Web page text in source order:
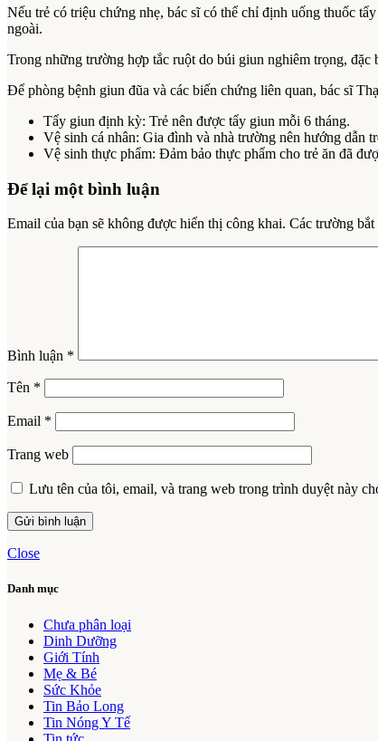
Nếu trẻ có triệu chứng nhẹ, bác sĩ có thể chỉ định uống thuốc
ngoài.
Trong những trường hợp tắc ruột do búi giun nghiêm trọng,
Để phòng bệnh giun đũa và các biến chứng liên quan, bác sĩ
Tẩy giun định kỳ: Trẻ nên được tẩy giun mỗi 6 tháng.
Vệ sinh cá nhân: Gia đình và nhà trường nên hướng dẫn
Vệ sinh thực phẩm: Đảm bảo thực phẩm cho trẻ ăn đã
Để lại một bình luận
Email của bạn sẽ không được hiển thị công khai. Các trường bắt
Bình luận *
Tên *
Email *
Trang web
Lưu tên của tôi, email, và trang web trong trình duyệt này
Close
Danh mục
Chưa phân loại
Dinh Dưỡng
Giới Tính
Mẹ & Bé
Sức Khỏe
Tin Bảo Long
Tin Nóng Y Tế